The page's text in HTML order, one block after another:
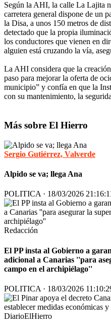
Según la AHI, la calle La Lajita
carretera general dispone de un
la Disa, a unos 150 metros de
detectado que la propia
los conductores que vienen en
alguien está cruzando la vía,
La AHI considera que la
paso para mejorar la oferta de
municipio” y confía en que la
con su mantenimiento, la
Más sobre El Hierro
Sergio Gutiérrez, Valverde
Alpido se va; llega Ana
POLITICA · 18/03/2026
Redacción
El PP insta al Gobierno a
adicional a Canarias ''para
campo en el archipiélago''
POLITICA · 18/03/2026
DiarioElHierro